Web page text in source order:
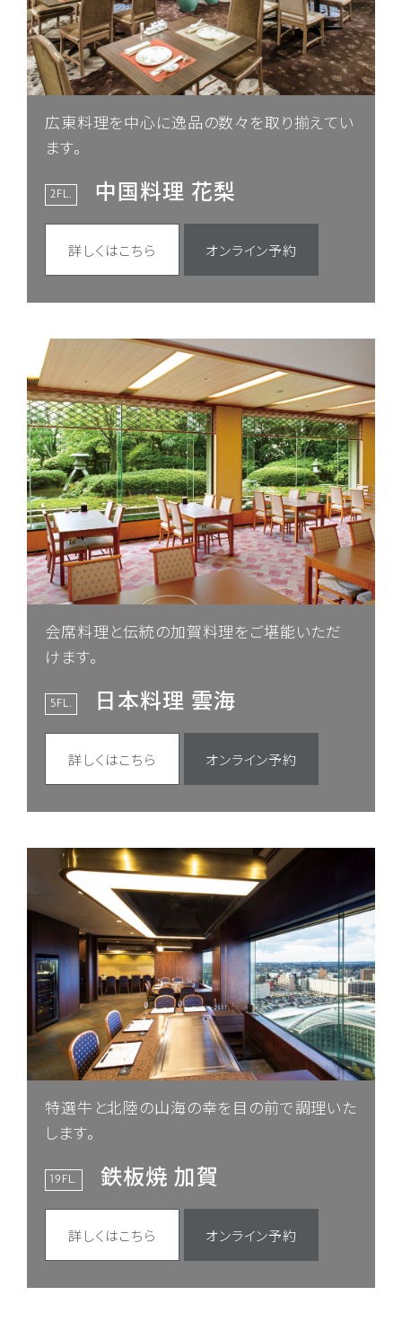
広東料理を中心に逸品の数々を取り揃えてい
ます。
中国料理 花梨
2FL.
詳しくはこちら オンライン予約
会席料理と伝統の加賀料理をご堪能いただ
けます。
日本料理 雲海
5FL.
詳しくはこちら オンライン予約
特選牛と北陸の山海の幸を目の前で調理いた
します。
鉄板焼 加賀
19FL.
詳しくはこちら オンライン予約